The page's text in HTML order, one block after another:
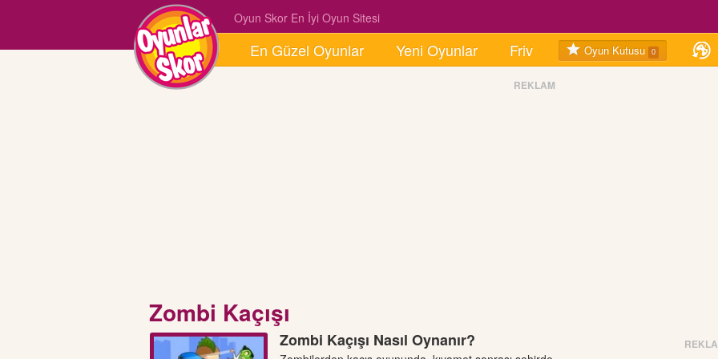
En Güzel Oyunlar Yeni Oyunlar Friv Oyun Kutusu 0
Oyun Skor En İyi Oyun Sitesi
REKLAM
Zombi Kaçışı
Zombi Kaçışı Nasıl Oynanır?